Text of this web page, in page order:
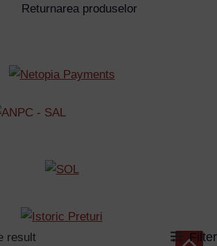
result Filter
Returnarea produselor
Scroll